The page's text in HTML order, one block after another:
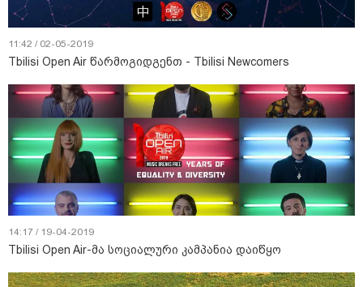
11:42 / 02-05-2019
Tbilisi Open Air წარმოგიდგენთ - Tbilisi Newcomers
14:17 / 19-04-2019
Tbilisi Open Air-მა სოციალური კამპანია დაიწყო